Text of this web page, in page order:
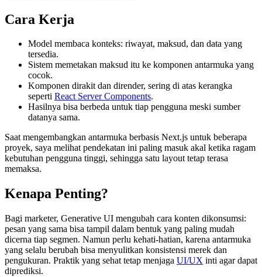
Cara Kerja
Model membaca konteks: riwayat, maksud, dan data yang
tersedia.
Sistem memetakan maksud itu ke komponen antarmuka yang
cocok.
Komponen dirakit dan dirender, sering di atas kerangka
seperti React Server Components.
Hasilnya bisa berbeda untuk tiap pengguna meski sumber
datanya sama.
Saat mengembangkan antarmuka berbasis Next.js untuk beberapa
proyek, saya melihat pendekatan ini paling masuk akal ketika ragam
kebutuhan pengguna tinggi, sehingga satu layout tetap terasa
memaksa.
Kenapa Penting?
Bagi marketer, Generative UI mengubah cara konten dikonsumsi:
pesan yang sama bisa tampil dalam bentuk yang paling mudah
dicerna tiap segmen. Namun perlu kehati-hatian, karena antarmuka
yang selalu berubah bisa menyulitkan konsistensi merek dan
pengukuran. Praktik yang sehat tetap menjaga UI/UX inti agar dapat
diprediksi.